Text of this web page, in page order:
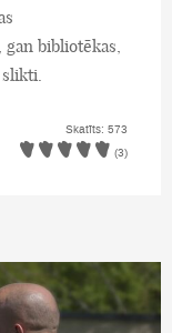
bibliotēkas,
Skatīts: 573
(3)